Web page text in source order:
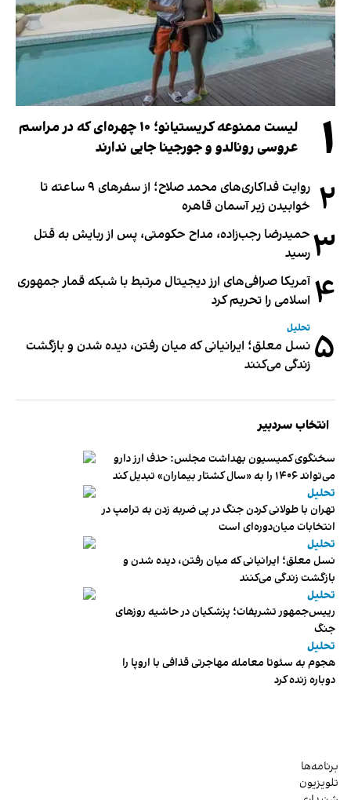
۱
لیست ممنوعه کریستیانو؛ ۱۰ چهره‌ای که در مراسم
عروسی رونالدو و جورجینا جایی ندارند
۲
روایت فداکاری‌های محمد صلاح؛ از سفرهای ۹ ساعته تا
خوابیدن زیر آسمان قاهره
۳ حمیدرضا رجب‌زاده، مداح حکومتی، پس از ربایش به قتل
رسید
۴ آمریکا صرافی‌های ارز دیجیتال مرتبط با شبکه قمار جمهوری
اسلامی را تحریم کرد
۵ تحلیل
نسل معلق؛ ایرانیانی که میان رفتن، دیده شدن و بازگشت
زندگی می‌کنند
انتخاب سردبیر
سخنگوی کمیسیون بهداشت مجلس: حذف ارز دارو
می‌تواند ۱۴۰۶ را به «سال کشتار بیماران» تبدیل کند
تحلیل
تهران با طولانی کردن جنگ در پی ضربه زدن به ترامپ در
انتخابات میان‌دوره‌ای است
تحلیل
نسل معلق؛ ایرانیانی که میان رفتن، دیده شدن و
بازگشت زندگی می‌کنند
تحلیل
رییس‌جمهور تشریفات؛ پزشکیان در حاشیه روزهای
جنگ
تحلیل
هجوم به سئوتا معامله مهاجرتی قذافی با اروپا را
دوباره زنده کرد
برنامه‌ها
تلویزیون